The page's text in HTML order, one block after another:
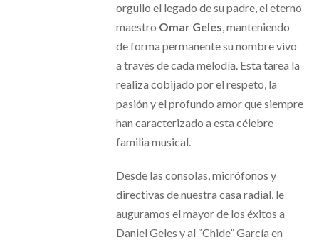
orgullo el legado de su padre, el eterno
maestro Omar Geles, manteniendo
de forma permanente su nombre vivo
a través de cada melodía. Esta tarea la
realiza cobijado por el respeto, la
pasión y el profundo amor que siempre
han caracterizado a esta célebre
familia musical.
Desde las consolas, micrófonos y
directivas de nuestra casa radial, le
auguramos el mayor de los éxitos a
Daniel Geles y al “Chide” García en